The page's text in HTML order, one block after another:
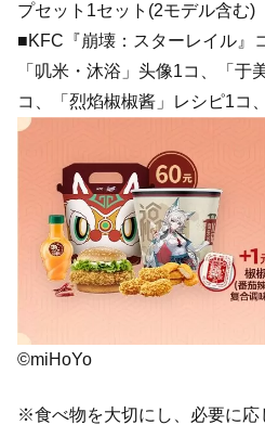
プセット1セット(2モデル含む)
■KFC『崩壊：スターレイル』
「叽米・沐浴」头像1コ、「于
コ、「烈焰椒椒酱」レシピ1コ
©miHoYo
※食べ物を大切にし、必要に応